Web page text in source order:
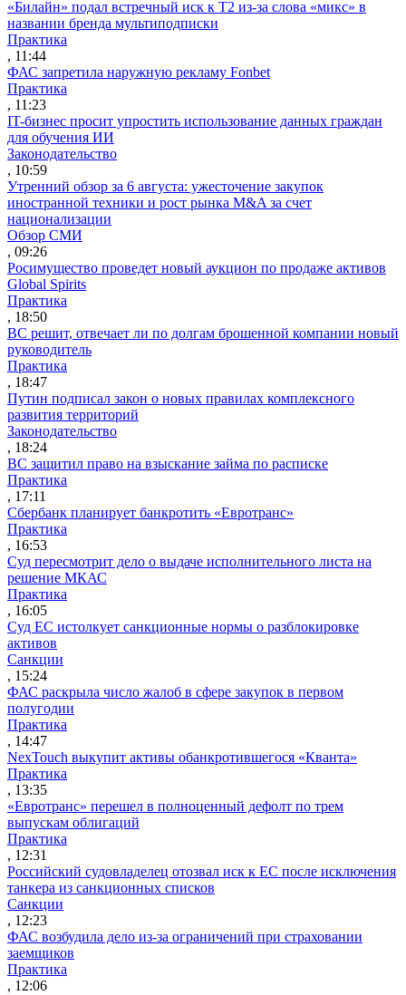
«Билайн» подал встречный иск к Т2 из-за слова «микс» в
названии бренда мультиподписки
Практика
, 11:44
ФАС запретила наружную рекламу Fonbet
Практика
, 11:23
IT-бизнес просит упростить использование данных граждан
для обучения ИИ
Законодательство
, 10:59
Утренний обзор за 6 августа: ужесточение закупок
иностранной техники и рост рынка M&A за счет
национализации
Обзор СМИ
, 09:26
Росимущество проведет новый аукцион по продаже активов
Global Spirits
Практика
, 18:50
ВС решит, отвечает ли по долгам брошенной компании новый
руководитель
Практика
, 18:47
Путин подписал закон о новых правилах комплексного
развития территорий
Законодательство
, 18:24
ВС защитил право на взыскание займа по расписке
Практика
, 17:11
Сбербанк планирует банкротить «Евротранс»
Практика
, 16:53
Суд пересмотрит дело о выдаче исполнительного листа на
решение МКАС
Практика
, 16:05
Суд ЕС истолкует санкционные нормы о разблокировке
активов
Санкции
, 15:24
ФАС раскрыла число жалоб в сфере закупок в первом
полугодии
Практика
, 14:47
NexTouch выкупит активы обанкротившегося «Кванта»
Практика
, 13:35
«Евротранс» перешел в полноценный дефолт по трем
выпускам облигаций
Практика
, 12:31
Российский судовладелец отозвал иск к ЕС после исключения
танкера из санкционных списков
Санкции
, 12:23
ФАС возбудила дело из-за ограничений при страховании
заемщиков
Практика
, 12:06